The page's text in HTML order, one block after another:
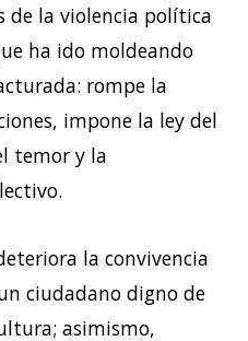
de la violencia política
ha ido moldeando
rompe la
impone la ley del
temor y la
la convivencia
ciudadano digno de
asimismo,